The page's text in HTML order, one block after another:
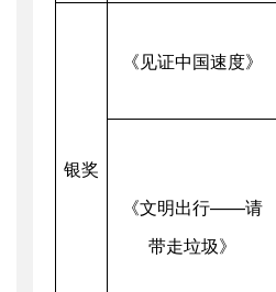
银奖
《见证中国速度》
《文明出行——请
带走垃圾》